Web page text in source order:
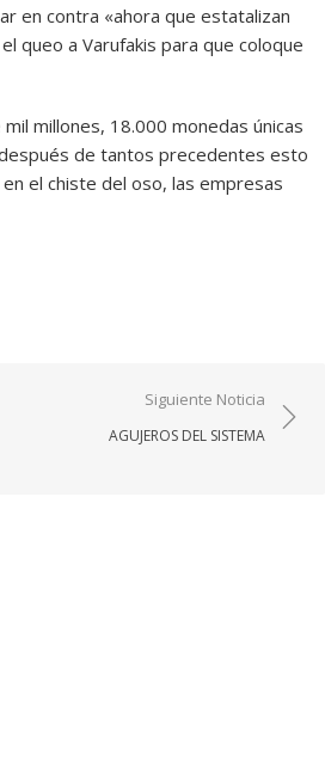
en contra «ahora que estatalizan
queo a Varufakis para que coloque
millones, 18.000 monedas únicas
de tantos precedentes esto
el chiste del oso, las empresas
Siguiente Noticia
AGUJEROS DEL SISTEMA